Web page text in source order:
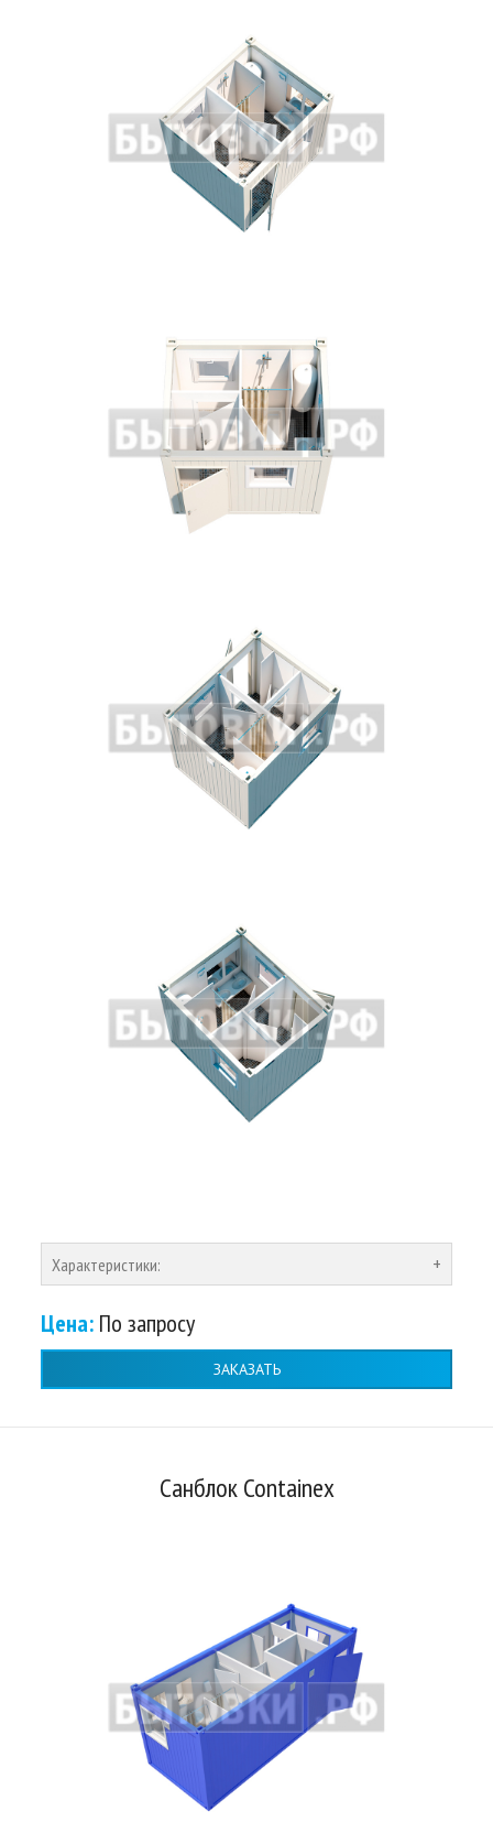
Характеристики:
Цена: По запросу
ЗАКАЗАТЬ
Санблок Containex